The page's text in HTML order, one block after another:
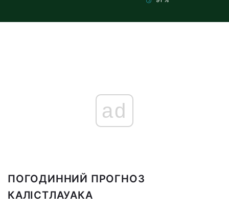
ad
ПОГОДИННИЙ ПРОГНОЗ
КАЛІСТЛАУАКА